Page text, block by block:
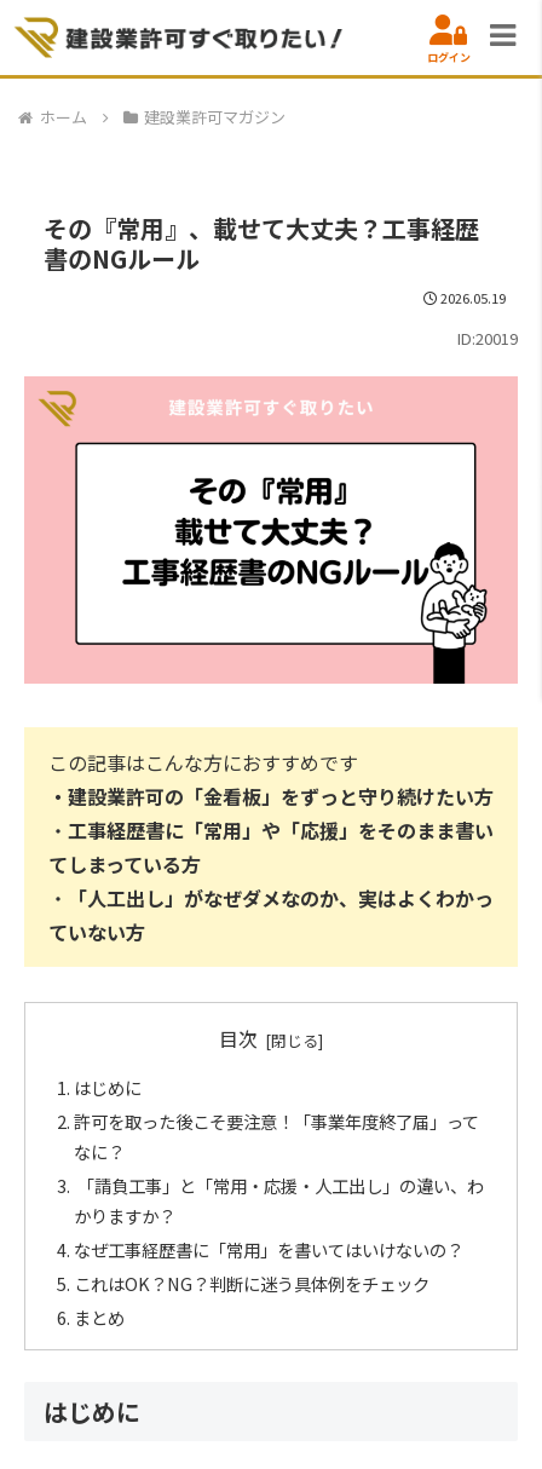
ログイン
ホーム 建設業許可マガジン
その『常用』、載せて大丈夫？工事経歴
書のNGルール
2026.05.19
ID:20019
この記事はこんな方におすすめです
・ 建設業許可の「金看板」をずっと守り続けたい方
・ 工事経歴書に「常用」や「応援」をそのまま書い
てしまっている方
・
「人工出し」がなぜダメなのか、実はよくわかっ
ていない方
目次
はじめに
許可を取った後こそ要注意！「事業年度終了届」って
なに？
「請負工事」と「常用・応援・人工出し」の違い、わ
かりますか？
なぜ工事経歴書に「常用」を書いてはいけないの？
これはOK？NG？判断に迷う具体例をチェック
まとめ
はじめに